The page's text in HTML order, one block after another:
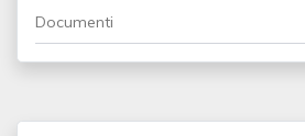
Documenti